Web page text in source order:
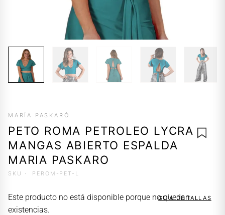
MARÍA PASKARÓ
PETO ROMA PETROLEO LYCRA
MANGAS ABIERTO ESPALDA
MARIA PASKARO
SKU · PEROM-PET-L
GUÍA DE TALLAS
Este producto no está disponible porque no quedan
existencias.